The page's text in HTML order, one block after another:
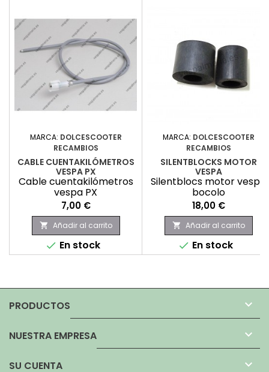
MARCA: DOLCESCOOTER
RECAMBIOS
CABLE CUENTAKILÓMETROS
VESPA PX
Cable cuentakilómetros
vespa PX
Precio
7,00 €
 Añadir al carrito
 En stock
MARCA: DOLCESCOOTER
RECAMBIOS
SILENTBLOCKS MOTOR
VESPA
Silentblocs motor vespa
bocolo
Precio
18,00 €
 Añadir al carrito
 En stock
PRODUCTOS 
NUESTRA EMPRESA 
SU CUENTA 